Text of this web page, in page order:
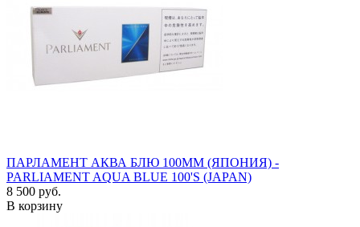
ПАРЛАМЕНТ АКВА БЛЮ 100ММ (ЯПОНИЯ) -
PARLIAMENT AQUA BLUE 100'S (JAPAN)
8 500 руб.
В корзину